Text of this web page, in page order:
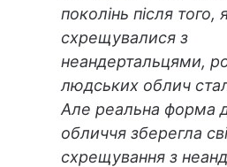
поколінь після того,
схрещувалися з
неандертальцями,
людських облич
Але реальна форма
обличчя зберегла
схрещування з